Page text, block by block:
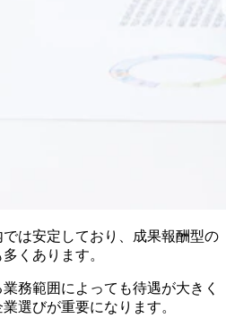
は安定しており、成果報酬型の
くあります。
務範囲によっても待遇が大きく
選びが重要になります。